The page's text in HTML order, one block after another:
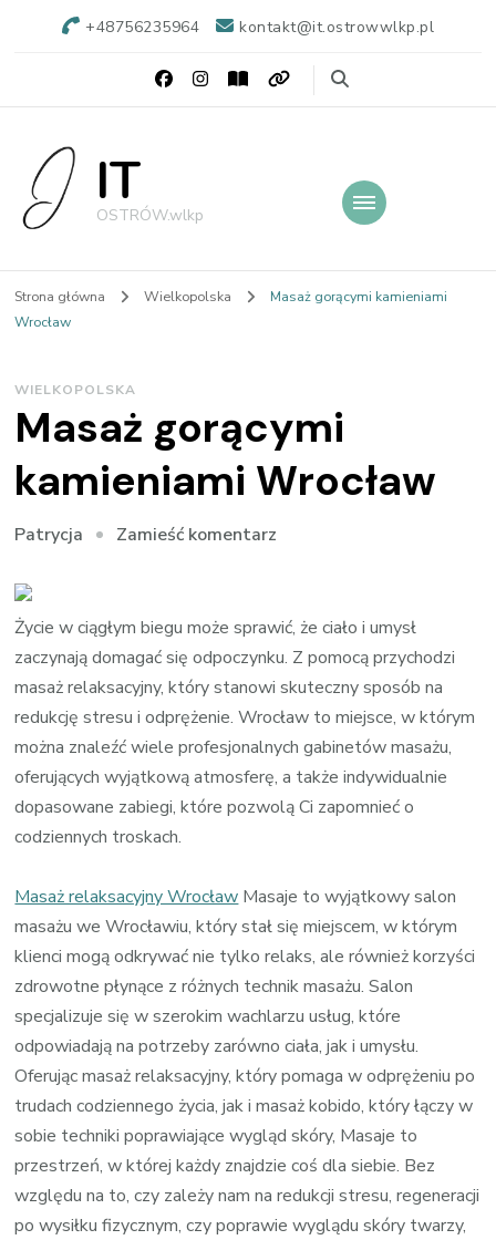
+48756235964 kontakt@it.ostrowwlkp.pl
IT
OSTRÓW.wlkp
Strona główna Wielkopolska
Masaż gorącymi kamieniami
Wrocław
WIELKOPOLSKA
Masaż gorącymi
kamieniami Wrocław
Patrycja Zamieść komentarz
gorącymi
kamieniami
Wrocław
Życie w ciągłym biegu może sprawić, że ciało i umysł
zaczynają domagać się odpoczynku. Z pomocą przychodzi
masaż relaksacyjny, który stanowi skuteczny sposób na
redukcję stresu i odprężenie. Wrocław to miejsce, w którym
można znaleźć wiele profesjonalnych gabinetów masażu,
oferujących wyjątkową atmosferę, a także indywidualnie
dopasowane zabiegi, które pozwolą Ci zapomnieć o
codziennych troskach.
Masaż relaksacyjny Wrocław Masaje to wyjątkowy salon
masażu we Wrocławiu, który stał się miejscem, w którym
klienci mogą odkrywać nie tylko relaks, ale również korzyści
zdrowotne płynące z różnych technik masażu. Salon
specjalizuje się w szerokim wachlarzu usług, które
odpowiadają na potrzeby zarówno ciała, jak i umysłu.
Oferując masaż relaksacyjny, który pomaga w odprężeniu po
trudach codziennego życia, jak i masaż kobido, który łączy w
sobie techniki poprawiające wygląd skóry, Masaje to
przestrzeń, w której każdy znajdzie coś dla siebie. Bez
względu na to, czy zależy nam na redukcji stresu, regeneracji
po wysiłku fizycznym, czy poprawie wyglądu skóry twarzy,